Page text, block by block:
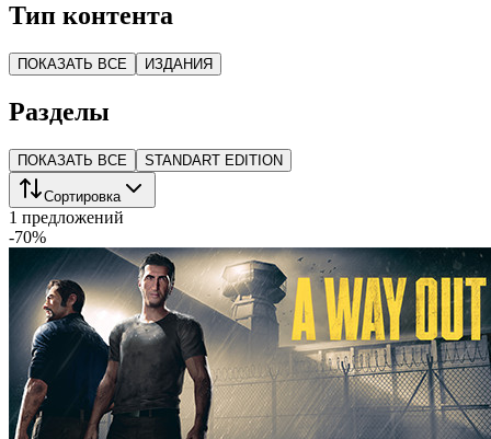
Тип контента
ПОКАЗАТЬ ВСЕ ИЗДАНИЯ
Разделы
ПОКАЗАТЬ ВСЕ STANDART EDITION
Сортировка
1 предложений
-70%